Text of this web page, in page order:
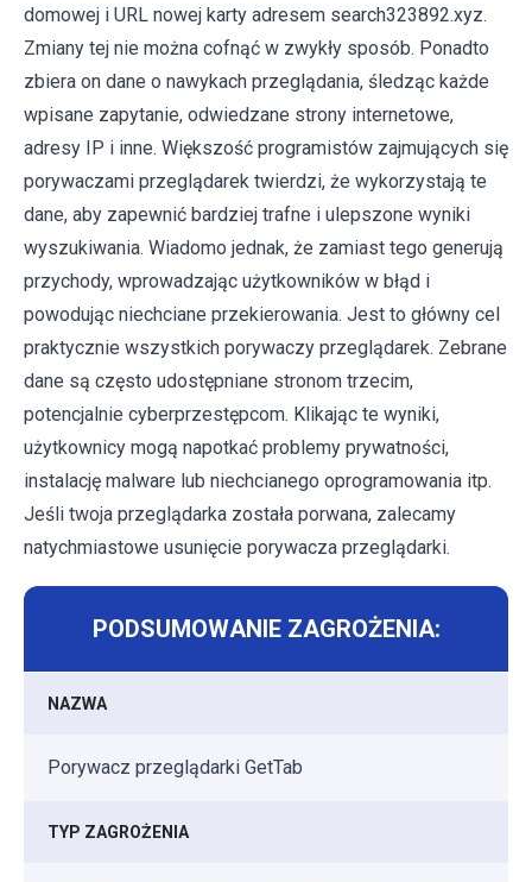
domowej i URL nowej karty adresem search323892.xyz.
Zmiany tej nie można cofnąć w zwykły sposób. Ponadto
zbiera on dane o nawykach przeglądania, śledząc każde
wpisane zapytanie, odwiedzane strony internetowe,
adresy IP i inne. Większość programistów zajmujących się
porywaczami przeglądarek twierdzi, że wykorzystają te
dane, aby zapewnić bardziej trafne i ulepszone wyniki
wyszukiwania. Wiadomo jednak, że zamiast tego generują
przychody, wprowadzając użytkowników w błąd i
powodując niechciane przekierowania. Jest to główny cel
praktycznie wszystkich porywaczy przeglądarek. Zebrane
dane są często udostępniane stronom trzecim,
potencjalnie cyberprzestępcom. Klikając te wyniki,
użytkownicy mogą napotkać problemy prywatności,
instalację malware lub niechcianego oprogramowania itp.
Jeśli twoja przeglądarka została porwana, zalecamy
natychmiastowe usunięcie porywacza przeglądarki.
PODSUMOWANIE ZAGROŻENIA:
NAZWA
Porywacz przeglądarki GetTab
TYP ZAGROŻENIA